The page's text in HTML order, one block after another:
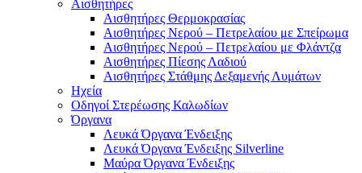
Αισθητήρες
Αισθητήρες Θερμοκρασίας
Αισθητήρες Νερού – Πετρελαίου με Σπείρωμα
Αισθητήρες Νερού – Πετρελαίου με Φλάντζα
Αισθητήρες Πίεσης Λαδιού
Αισθητήρες Στάθμης Δεξαμενής Λυμάτων
Ηχεία
Οδηγοί Στερέωσης Καλωδίων
Όργανα
Λευκά Όργανα Ένδειξης
Λευκά Όργανα Ένδειξης Silverline
Μαύρα Όργανα Ένδειξης